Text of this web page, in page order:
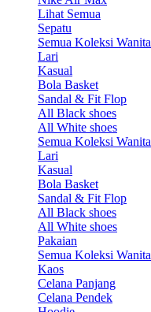
Lihat Semua
Sepatu
Semua Koleksi Wanita
Lari
Kasual
Bola Basket
Sandal & Fit Flop
All Black shoes
All White shoes
Semua Koleksi Wanita
Lari
Kasual
Bola Basket
Sandal & Fit Flop
All Black shoes
All White shoes
Pakaian
Semua Koleksi Wanita
Kaos
Celana Panjang
Celana Pendek